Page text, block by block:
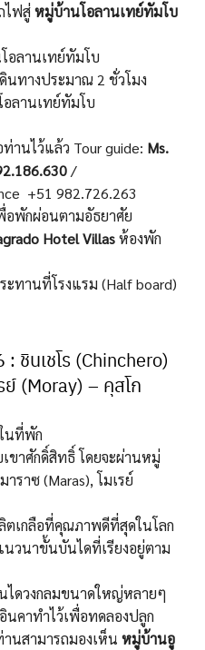
ไฟสู่หมู่บ้านโอลานเทย์ทัมโบ
อลานเทย์ทัมโบ
นทางประมาณ 2 ชั่วโมง
ลานเทย์ทัมโบ
านไว้แล้ว Tour guide: Ms.
/
+51 982.726.263
อพักผ่อนตามอัธยาศัย
Hotel Villasห้องพัก
ะทานที่โรงแรม (Half board)
ชินเชโร (Chinchero)
ย์ (Moray) – คุสโก
นที่พัก
ขาศักดิ์สิทธิ์ โดยจะผ่านหมู่
ราซ (Maras), โมเรย์
ตเกลือที่คุณภาพดีที่สุดในโลก
วนาขั้นบันไดที่เรียงอยู่ตาม
ดวงกลมขนาดใหญ่หลายๆ
นคาทำไว้เพื่อทดลองปลูก
นสามารถมองเห็น หมู่บ้านอู